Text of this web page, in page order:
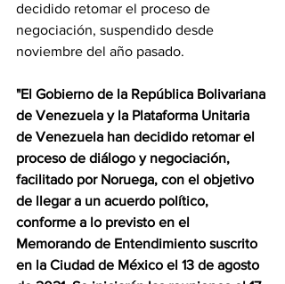
decidido retomar el proceso de
negociación, suspendido desde
noviembre del año pasado.
"El Gobierno de la República Bolivariana
de Venezuela y la Plataforma Unitaria
de Venezuela han decidido retomar el
proceso de diálogo y negociación,
facilitado por Noruega, con el objetivo
de llegar a un acuerdo político,
conforme a lo previsto en el
Memorando de Entendimiento suscrito
en la Ciudad de México el 13 de agosto